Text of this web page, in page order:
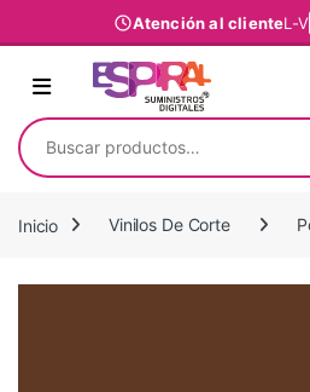
Atención al clienteL-V
Ir al contenido
Buscar por:
Inicio Vinilos De Corte